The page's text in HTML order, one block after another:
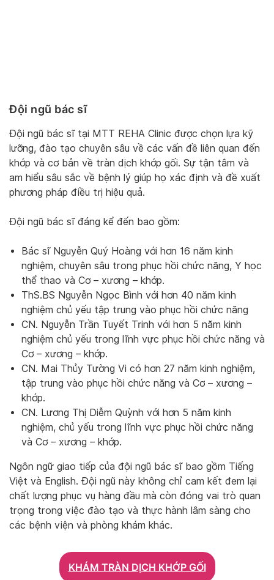
Đội ngũ bác sĩ
Đội ngũ bác sĩ tại MTT REHA Clinic được chọn lựa kỹ
lưỡng, đào tạo chuyên sâu về các vấn đề liên quan đến
khớp và cơ bản về tràn dịch khớp gối. Sự tận tâm và
am hiểu sâu sắc về bệnh lý giúp họ xác định và đề xuất
phương pháp điều trị hiệu quả.
Đội ngũ bác sĩ đáng kể đến bao gồm:
Bác sĩ Nguyễn Quý Hoàng với hơn 16 năm kinh
nghiệm, chuyên sâu trong phục hồi chức năng, Y học
thể thao và Cơ – xương – khớp.
ThS.BS Nguyễn Ngọc Bình với hơn 40 năm kinh
nghiệm chủ yếu tập trung vào phục hồi chức năng
CN. Nguyễn Trần Tuyết Trinh với hơn 5 năm kinh
nghiệm chủ yếu trong lĩnh vực phục hồi chức năng và
Cơ – xương – khớp.
CN. Mai Thủy Tường Vi có hơn 27 năm kinh nghiệm,
tập trung vào phục hồi chức năng và Cơ – xương –
khớp.
CN. Lương Thị Diễm Quỳnh với hơn 5 năm kinh
nghiệm, chủ yếu trong lĩnh vực phục hồi chức năng
và Cơ – xương – khớp.
Ngôn ngữ giao tiếp của đội ngũ bác sĩ bao gồm Tiếng
Việt và English. Đội ngũ này không chỉ cam kết đem lại
chất lượng phục vụ hàng đầu mà còn đóng vai trò quan
trọng trong việc đào tạo và thực hành lâm sàng cho
các bệnh viện và phòng khám khác.
KHÁM TRÀN DỊCH KHỚP GỐI